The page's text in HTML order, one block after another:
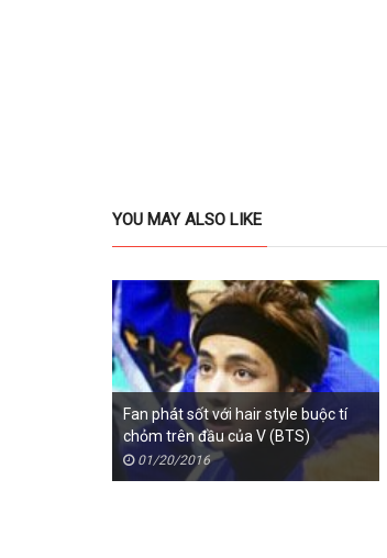
YOU MAY ALSO LIKE
Fan phát sốt với hair style buộc tí
chỏm trên đầu của V (BTS)
01/20/2016